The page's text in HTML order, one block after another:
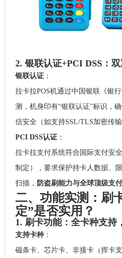
2. 银联认证+PCI DSS：
银联认证：
拉卡拉POS机通过中国银联《银
测，机身印有“银联认证”标识，
信安全（如支持SSL/TLS加密传输
PCI DSS认证：
拉卡拉支付系统符合国际支付安
制定），要求保护持卡人数据、
扫描， 防盗刷能力与全球顶级支
二、功能实测：刷
定”是否实用？
1. 刷卡功能：全卡种支持
支持卡种：
磁条卡、芯片卡、非接卡（挥卡支